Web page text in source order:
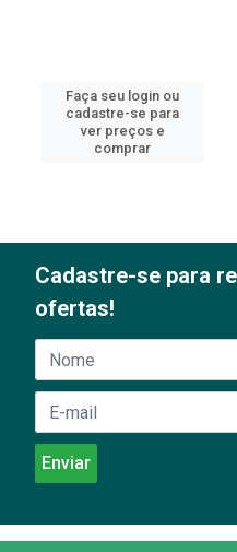
Faça seu login ou
cadastre-se para
ver preços e
comprar
Cadastre-se para
ofertas!